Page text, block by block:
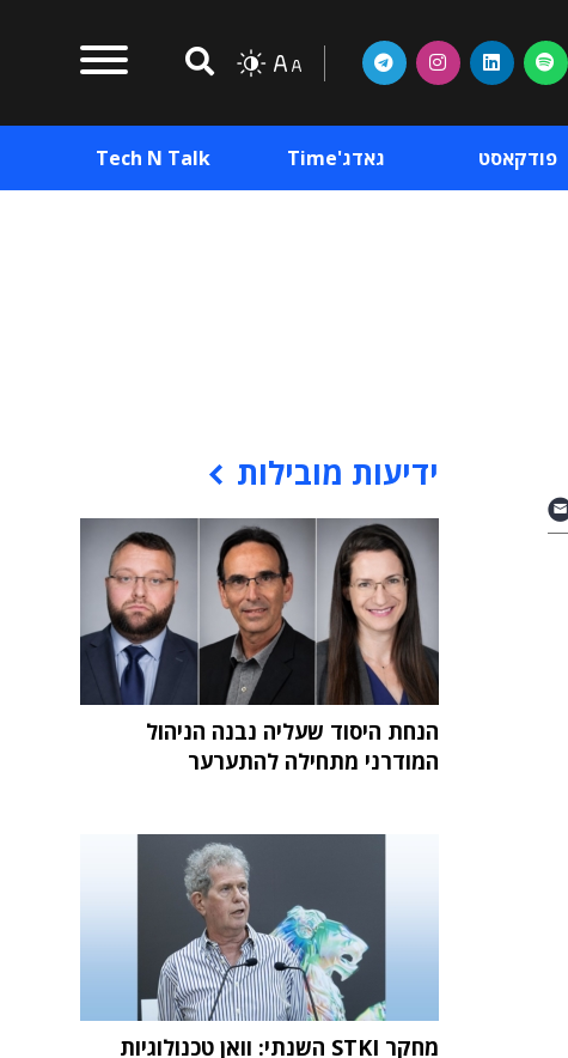
פודקאסט גאדג'Time Tech N Talk
ידיעות מובילות
הנחת היסוד שעליה נבנה הניהול
המודרני מתחילה להתערער
מחקר STKI השנתי: וואן טכנולוגיות